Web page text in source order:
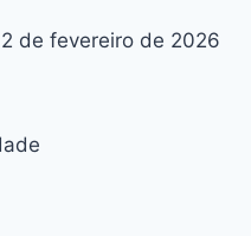
de fevereiro de 2026